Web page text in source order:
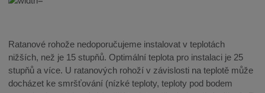
Ratanové rohože nedoporučujeme instalovat v teplotách
nižších, než je 15 stupňů. Optimální teplota pro instalaci je 25
stupňů a více. U ratanových rohoží v závislosti na teplotě může
docházet ke smršťování (nízké teploty, teploty pod bodem